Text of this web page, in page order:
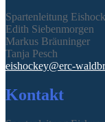
Spartenleitung
Edith Siebenmorgen
Markus Bräuninger
Tanja Pesch
eishockey@erc-
Kontakt